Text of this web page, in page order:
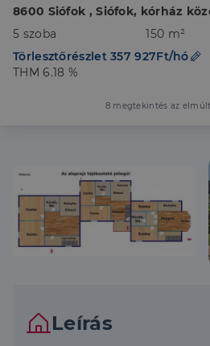
8600 Siófok , Siófok, kórház
5 szoba
150 m²
Törlesztőrészlet 357 927Ft/hó
THM 6.18 %
8 megtekintés az
Leírás